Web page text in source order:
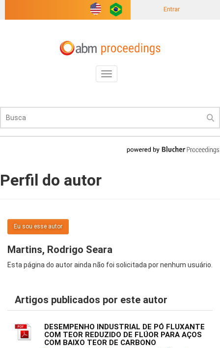
Entrar
Toggle
navigation
Perfil do autor
Eu sou esse autor
Martins, Rodrigo Seara
Esta página do autor ainda não foi solicitada por nenhum usuário.
Artigos publicados por este autor
DESEMPENHO INDUSTRIAL DE PÓ FLUXANTE
COM TEOR REDUZIDO DE FLÚOR PARA AÇOS
COM BAIXO TEOR DE CARBONO